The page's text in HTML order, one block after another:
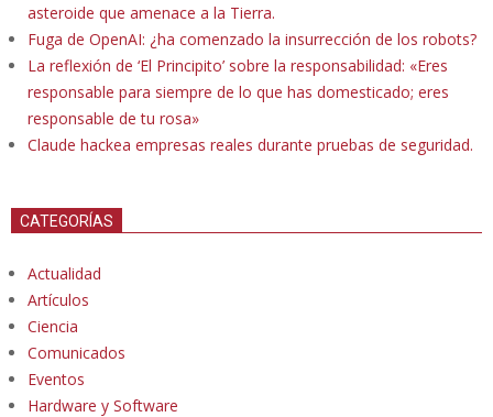
asteroide que amenace a la Tierra.
Fuga de OpenAI: ¿ha comenzado la insurrección de los robots?
La reflexión de ‘El Principito’ sobre la responsabilidad: «Eres
responsable para siempre de lo que has domesticado; eres
responsable de tu rosa»
Claude hackea empresas reales durante pruebas de seguridad.
CATEGORÍAS
Actualidad
Artículos
Ciencia
Comunicados
Eventos
Hardware y Software